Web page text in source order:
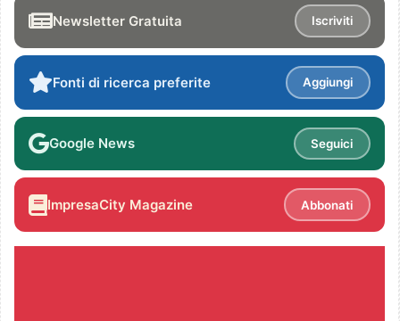
Newsletter Gratuita Iscriviti
Fonti di ricerca preferite Aggiungi
Google News Seguici
ImpresaCity Magazine Abbonati